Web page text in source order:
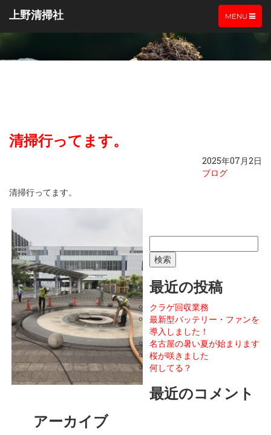
TOGGLE
NAVIGATION
MENU
上野清掃社
清掃行ってます。
2025年07月2日
ブログ
清掃行ってます。
索:
最近の投稿
クラゲ回収業務
最新型バッテリー・ファンを
導入しました！
名古屋の暑い夏が始まります
桜が咲きました
何してる？
最近のコメント
アーカイブ